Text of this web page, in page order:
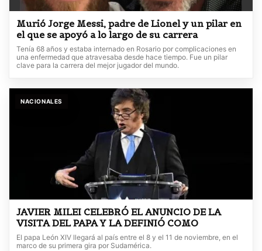
Murió Jorge Messi, padre de Lionel y un pilar en
el que se apoyó a lo largo de su carrera
Tenía 68 años y estaba internado en Rosario por complicaciones en
una enfermedad que atravesaba desde hace tiempo. Fue un pilar
clave para la carrera del mejor jugador del mundo.
NACIONALES
JAVIER MILEI CELEBRÓ EL ANUNCIO DE LA
VISITA DEL PAPA Y LA DEFINIÓ COMO
El papa León XIV llegará al país entre el 8 y el 11 de noviembre, en el
marco de su primera gira por Sudamérica.